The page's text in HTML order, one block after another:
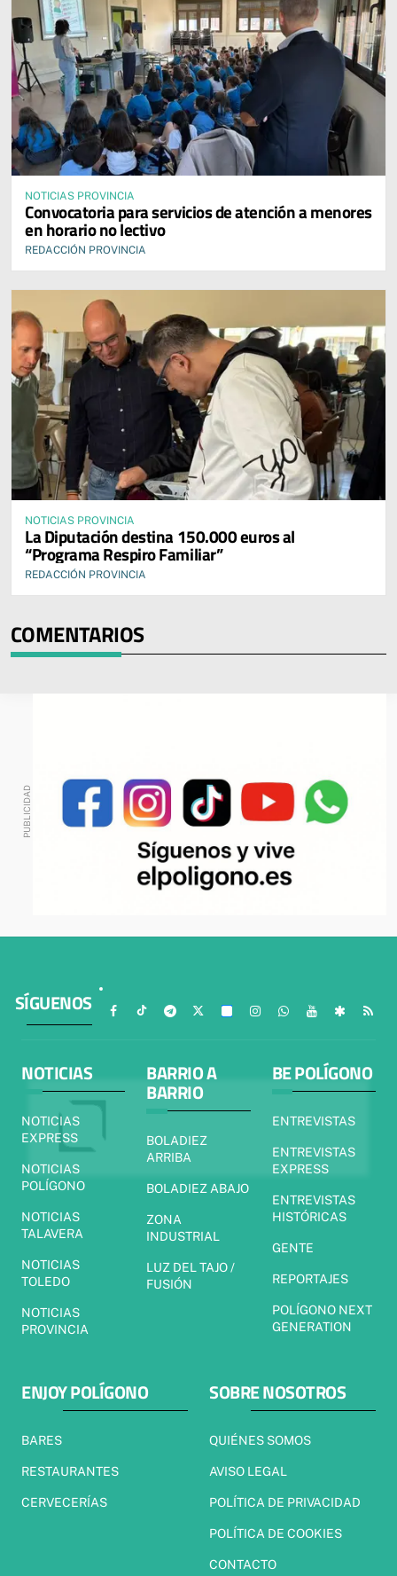
NOTICIAS PROVINCIA
Convocatoria para servicios de atención a menores
en horario no lectivo
REDACCIÓN PROVINCIA
NOTICIAS PROVINCIA
La Diputación destina 150.000 euros al
“Programa Respiro Familiar”
REDACCIÓN PROVINCIA
COMENTARIOS
SÍGUENOS
NOTICIAS
NOTICIAS
EXPRESS
NOTICIAS
POLÍGONO
NOTICIAS
TALAVERA
NOTICIAS
TOLEDO
NOTICIAS
PROVINCIA
BARRIO A
BARRIO
BOLADIEZ
ARRIBA
BOLADIEZ ABAJO
ZONA
INDUSTRIAL
LUZ DEL TAJO /
FUSIÓN
BE POLÍGONO
ENTREVISTAS
ENTREVISTAS
EXPRESS
ENTREVISTAS
HISTÓRICAS
GENTE
REPORTAJES
POLÍGONO NEXT
GENERATION
ENJOY POLÍGONO
BARES
RESTAURANTES
CERVECERÍAS
SOBRE NOSOTROS
QUIÉNES SOMOS
AVISO LEGAL
POLÍTICA DE PRIVACIDAD
POLÍTICA DE COOKIES
CONTACTO